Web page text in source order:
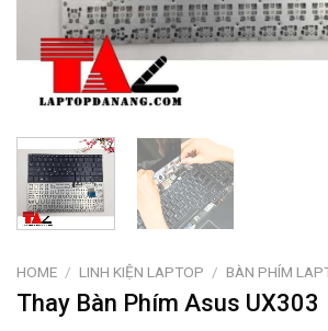
HOME / LINH KIỆN LAPTOP / BÀN PHÍM
Thay Bàn Phím Asus UX303